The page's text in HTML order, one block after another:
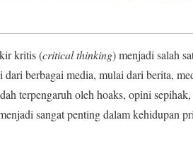
kritis (critical thinking) menjadi salah
berbagai media, mulai dari berita,
terpengaruh oleh hoaks, opini
sangat penting dalam kehidupan